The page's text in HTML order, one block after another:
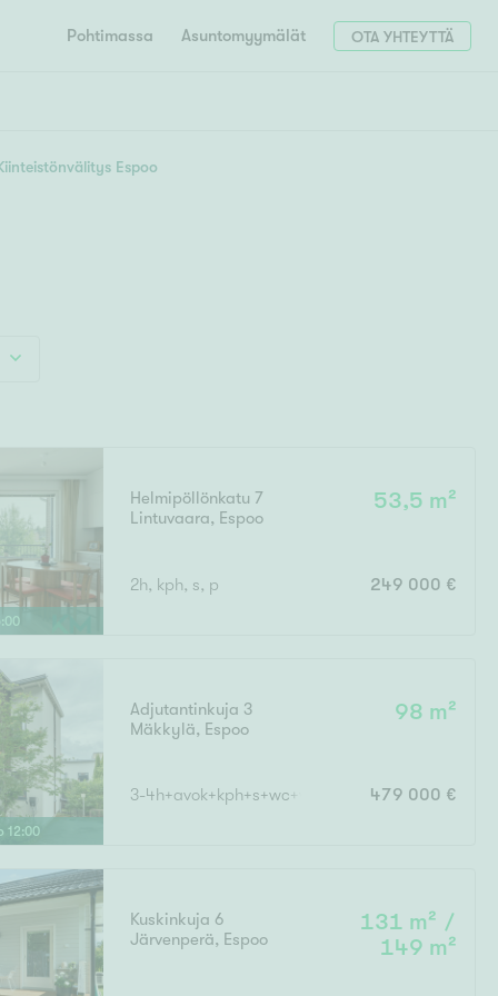
Pohtimassa Asuntomyymälät
Ylivieska Ylöjärvi
OTA YHTEYTTÄ
Kokonaispinta-ala
Espoo
:00
Helmipöllönkatu 7
Lintuvaara, Espoo
53,5 m²
2h, kph, s, p 249 000 €
12:00
Adjutantinkuja 3
Mäkkylä, Espoo
98 m²
3-4h+avok+kph+s+wc+vaatehuone+las.
479 000 €
Kuskinkuja 6
Järvenperä, Espoo
131 m² /
149 m²